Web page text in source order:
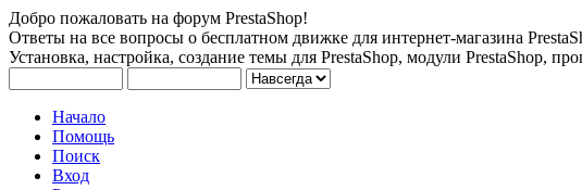
Добро пожаловать на форум PrestaShop!
Ответы на все вопросы о бесплатном движке для интернет-магазина
Установка, настройка, создание темы для PrestaShop, модули PrestaShop,
Начало
Помощь
Поиск
Вход